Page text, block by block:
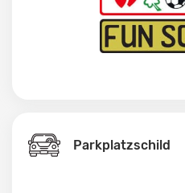
Parkplatzschild